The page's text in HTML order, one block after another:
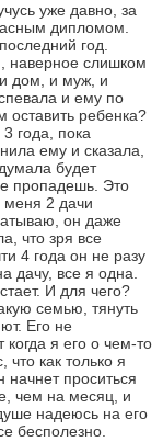
уже давно, за
дипломом.
год.
наверное слишком
и дом, и муж, и
и ему по
ребенка?
года, пока
ему и сказала,
будет
пропадешь. Это
меня 2 дачи
он даже
что зря все
4 года он не разу
дачу, все я одна.
И для чего?
семью, тянуть
Его не
я его о чем-то
как только я
начнет проситься
чем на месяц, и
надеюсь на его
бесполезно.